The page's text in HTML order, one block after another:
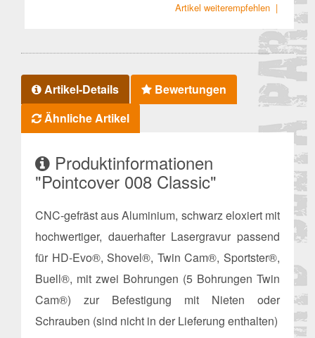
Artikel weiterempfehlen |
Artikel-Details
Bewertungen
Ähnliche Artikel
Produktinformationen
"Pointcover 008 Classic"
CNC-gefräst aus Aluminium, schwarz eloxiert mit
hochwertiger, dauerhafter Lasergravur passend
für HD-Evo®, Shovel®, Twin Cam®, Sportster®,
Buell®, mit zwei Bohrungen (5 Bohrungen Twin
Cam®) zur Befestigung mit Nieten oder
Schrauben (sind nicht in der Lieferung enthalten)